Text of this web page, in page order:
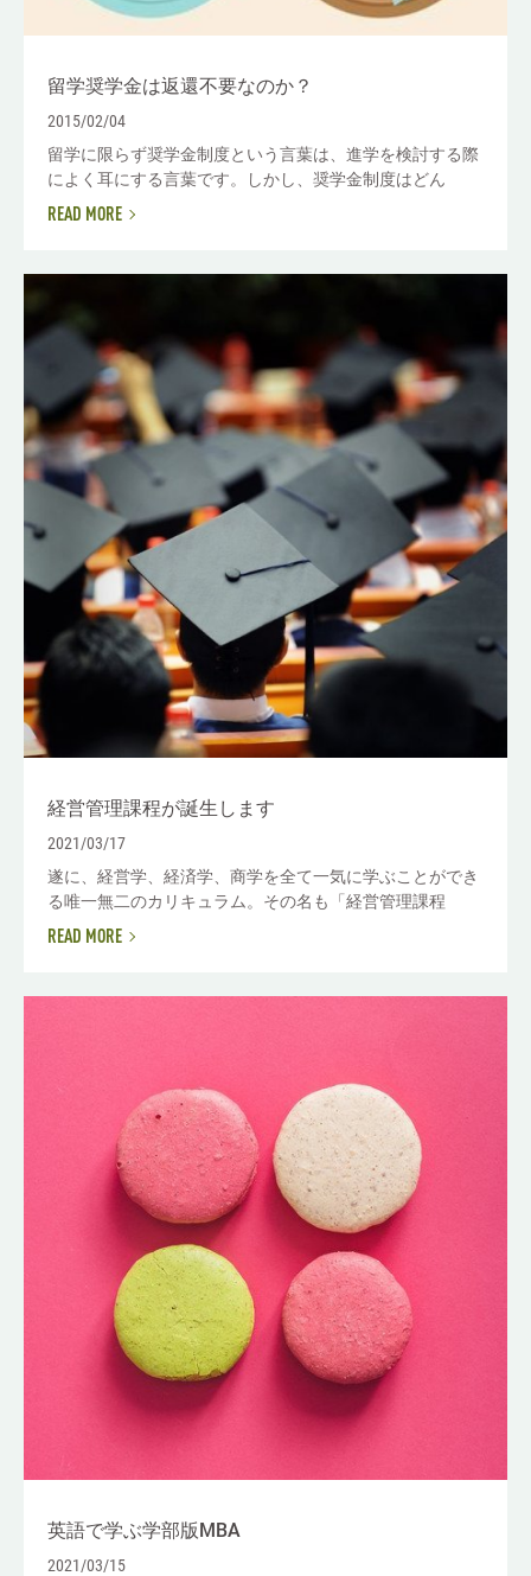
留学奨学金は返還不要なのか？
2015/02/04
留学に限らず奨学金制度という言葉は、進学を検討する際
によく耳にする言葉です。しかし、奨学金制度はどん
READ MORE
経営管理課程が誕生します
2021/03/17
遂に、経営学、経済学、商学を全て一気に学ぶことができ
る唯一無二のカリキュラム。その名も「経営管理課程
READ MORE
英語で学ぶ学部版MBA
2021/03/15